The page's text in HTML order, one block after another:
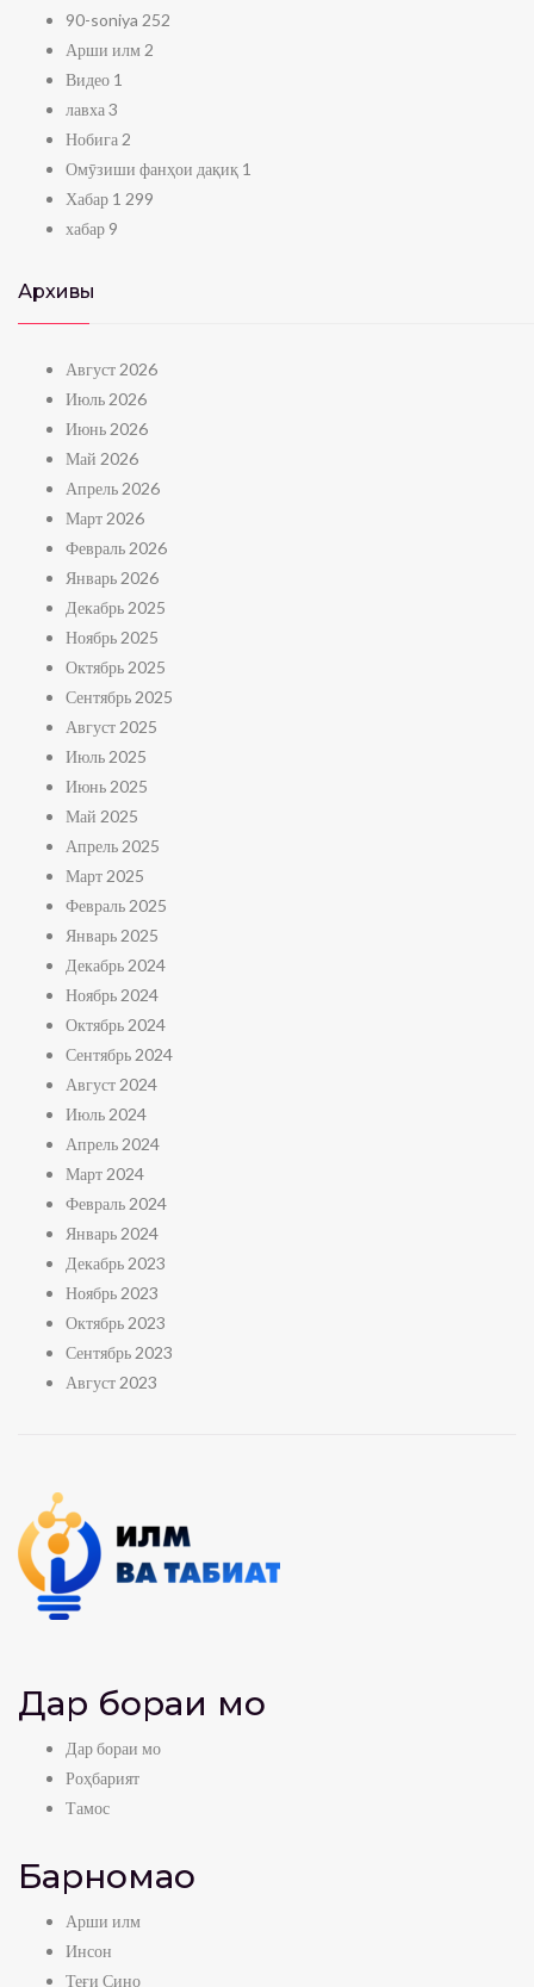
90-soniya 252
Арши илм 2
Видео 1
лавха3
Нобига 2
Омӯзиши фанҳои дақиқ 1
Хабар 1 299
хабар 9
Архивы
Август 2026
Июль 2026
Июнь 2026
Май 2026
Апрель 2026
Март 2026
Февраль 2026
Январь 2026
Декабрь 2025
Ноябрь 2025
Октябрь 2025
Сентябрь 2025
Август 2025
Июль 2025
Июнь 2025
Май 2025
Апрель 2025
Март 2025
Февраль 2025
Январь 2025
Декабрь 2024
Ноябрь 2024
Октябрь 2024
Сентябрь 2024
Август 2024
Июль 2024
Апрель 2024
Март 2024
Февраль 2024
Январь 2024
Декабрь 2023
Ноябрь 2023
Октябрь 2023
Сентябрь 2023
Август 2023
Дар бораи мо
Дар бораи мо
Роҳбарият
Тамос
Барномаҳо
Арши илм
Инсон
Теғи Сино